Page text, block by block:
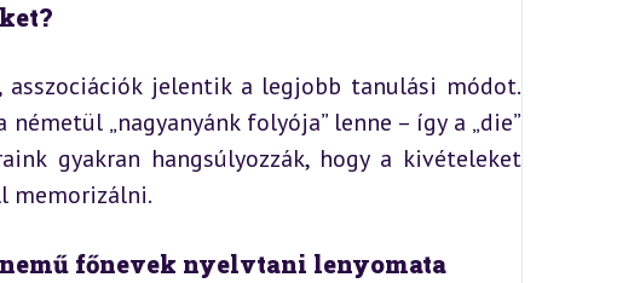
jelentik a legjobb tanulási módot.
„nagyanyánk folyója” lenne – így a „die”
gyakran hangsúlyozzák, hogy a kivételeket
memorizálni.
főnevek nyelvtani lenyomata